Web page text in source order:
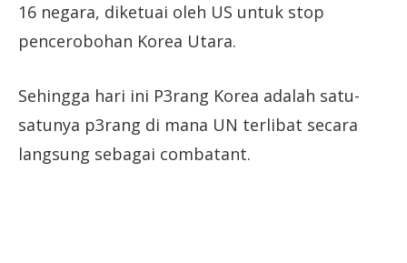
16 negara, diketuai oleh US untuk stop
pencerobohan Korea Utara.
Sehingga hari ini P3rang Korea adalah satu-
satunya p3rang di mana UN terlibat secara
langsung sebagai combatant.